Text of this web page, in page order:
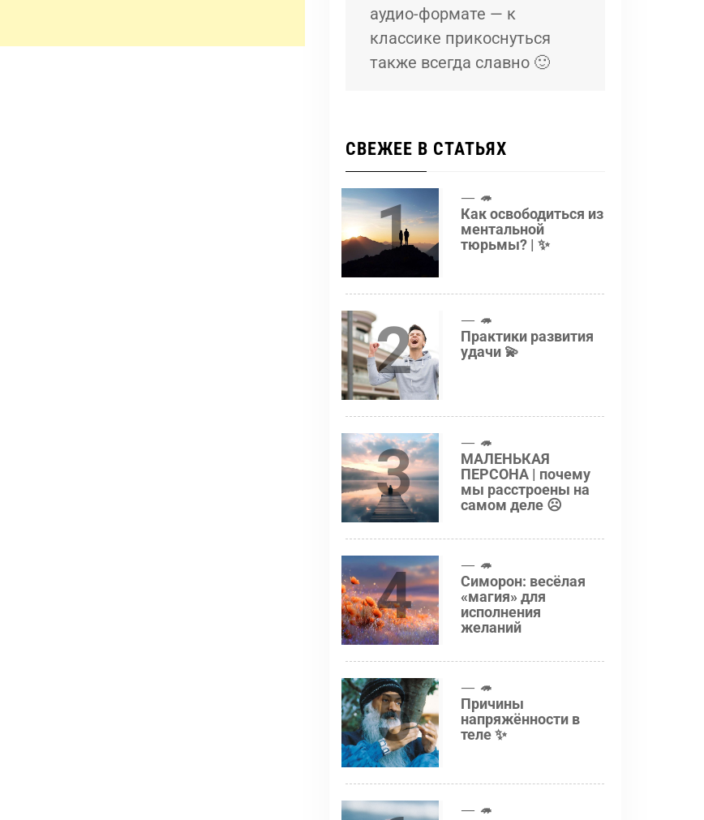
аудио-формате — к
классике прикоснуться
также всегда славно 🙂
СВЕЖЕЕ В СТАТЬЯХ
1 🦔
Как освободиться из
ментальной
тюрьмы? | ✨
2 🦔
Практики развития
удачи 💫
3 🦔
МАЛЕНЬКАЯ
ПЕРСОНА | почему
мы расстроены на
самом деле ☹️
4 🦔
Симорон: весёлая
«магия» для
исполнения
желаний
5 🦔
Причины
напряжённости в
теле ✨
🦔